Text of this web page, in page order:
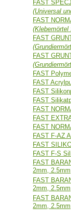
FAST
(Universal
FAST
(Klebemörtel
FAST
FAST
FAST
FAST
FAST
FAST
FAST
FAST
FAST
FAST F-AZ
FAST
FAST F-S
FAST
2mm,
FAST
2mm,
FAST
2mm,